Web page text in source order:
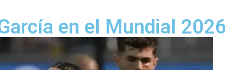
en el Mundial